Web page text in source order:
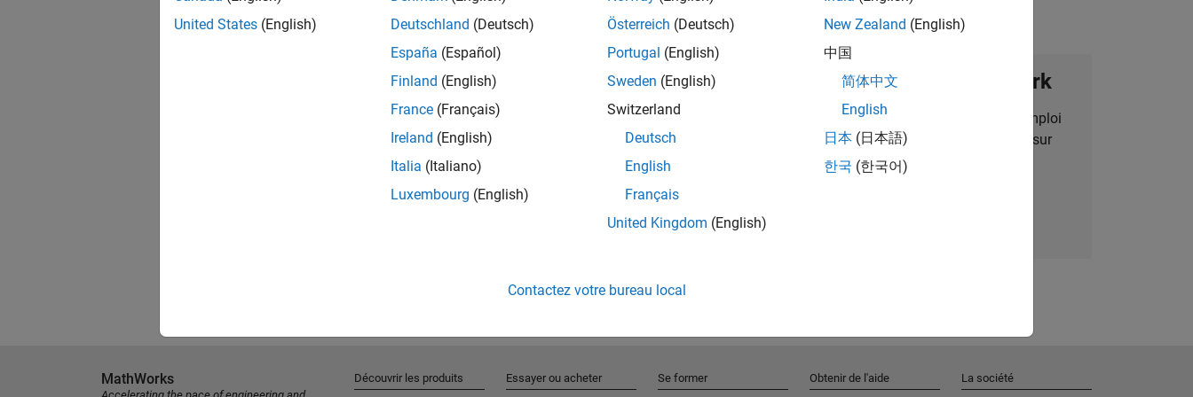
Rejoignez notre Talent Network
Recevez des alertes pour des opportunités d'emploi
personnalisées, des articles et des actualités sur
l'entreprise.
United States (English)
Deutschland (Deutsch)
España (Español)
Finland (English)
France (Français)
Ireland (English)
Italia (Italiano)
Luxembourg (English)
Österreich (Deutsch)
Portugal (English)
Sweden (English)
Switzerland
Deutsch
English
Français
United Kingdom (English)
New Zealand (English)
中国
简体中文
English
日本 (日本語)
한국 (한국어)
Contactez votre bureau local
MathWorks Découvrir les produits Essayer ou acheter Se former Obtenir de l'aide La société